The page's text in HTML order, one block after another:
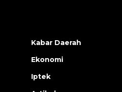
Kabar Daerah
Ekonomi
Iptek